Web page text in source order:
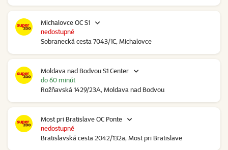
Michalovce OC S1
Sobranecká cesta 7043/1C, Michalovce
nedostupné
Moldava nad Bodvou S1 Center
Rožňavská 1429/23A, Moldava nad Bodvou
do 60 minút
Most pri Bratislave OC Ponte
Bratislavská cesta 2042/132a, Most pri Bratislave
nedostupné